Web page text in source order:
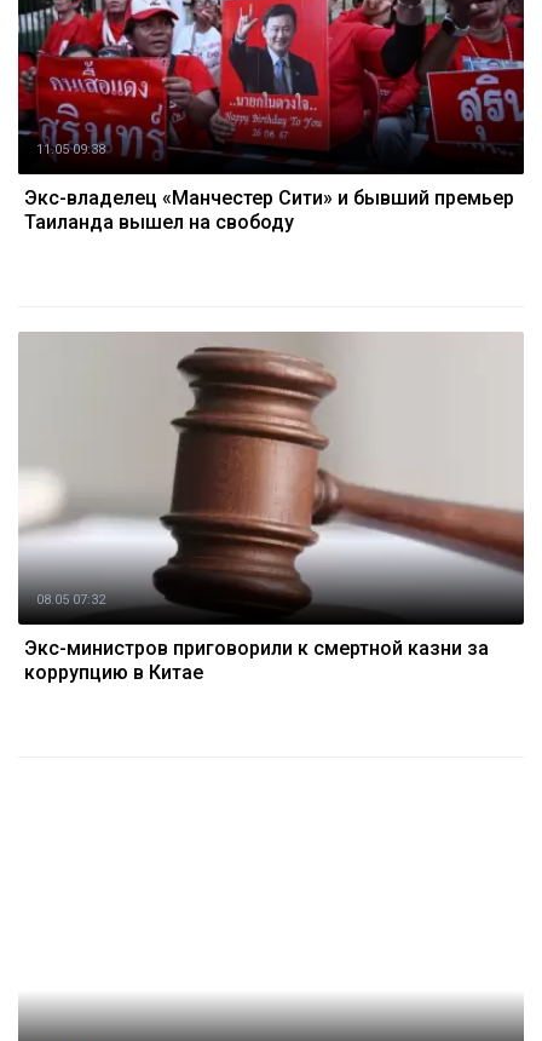
11.05 09:38
Экс-владелец «Манчестер Сити» и бывший премьер
Таиланда вышел на свободу
08.05 07:32
Экс-министров приговорили к смертной казни за
коррупцию в Китае